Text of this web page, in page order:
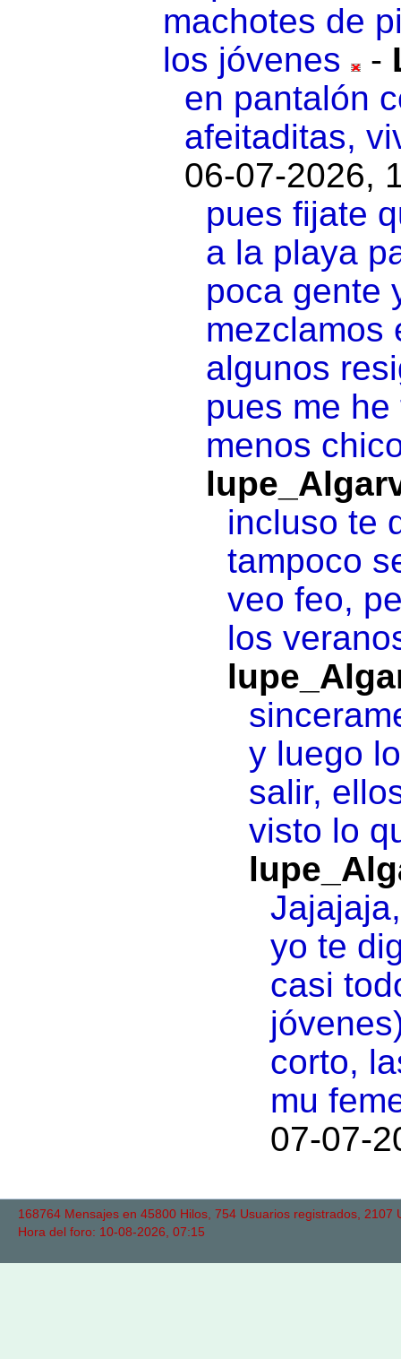
machotes de
los jóvenes
-
en pantalón
afeitaditas,
06-07-2026,
pues fijate
a la playa
poca gente
mezclamos
algunos
pues me
menos
incluso te
tampoco
veo feo,
los
y luego
salir,
visto lo
yo te
casi
corto,
mu
07-07-
168764 Mensajes en 45800 Hilos, 754 Usuarios registrados,
Hora del foro: 10-08-2026, 07:15